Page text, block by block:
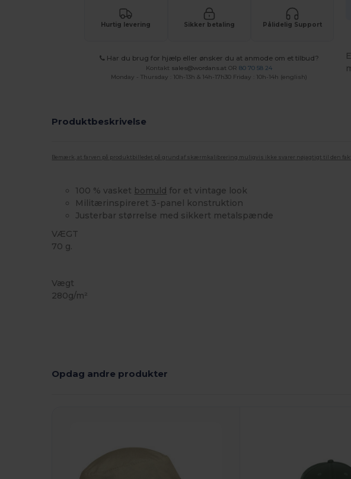
Hurtig levering Sikker betaling Pålidelig Support
Har du brug for hjælp eller ønsker du at anmode om et tilbud?
Kontakt sales@wordans.at OR80 70 58 24
Monday - Thursday : 10h-13h & 14h-17h30 Friday : 10h-14h (english)
Produktbeskrivelse
Bemærk, at farven på produktbilledet på grund af skærmkalibrering muligvis ikke svarer nøjagtigt til den
100 % vasket bomuld for et vintage look
Militærinspireret 3-panel konstruktion
Justerbar størrelse med sikkert metalspænde
VÆGT
70 g.
Vægt
280g/m²
Opdag andre produkter